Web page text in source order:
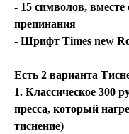
- 15 символов,
препинания
- Шрифт Times new
Есть 2 варианта
1. Классическое 300
пресса, который
тиснение)